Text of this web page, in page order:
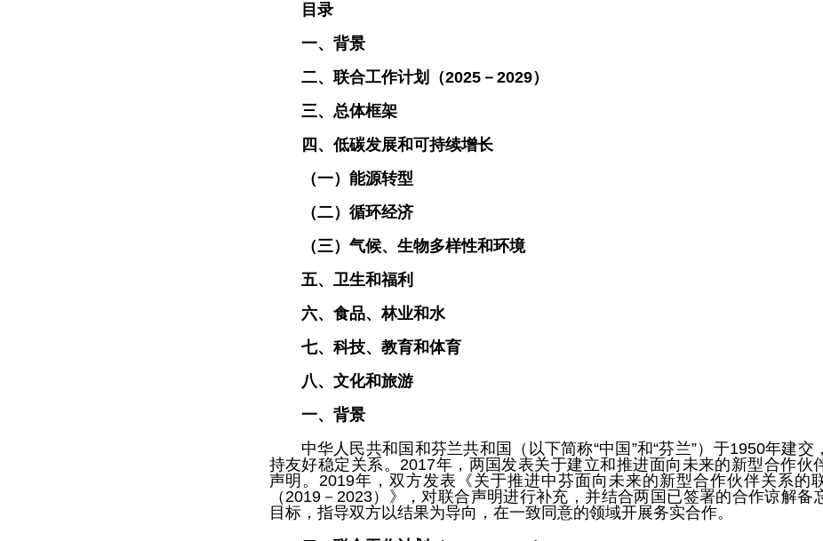
目录
一、背景
二、联合工作计划（2025－2029）
三、总体框架
四、低碳发展和可持续增长
（一）能源转型
（二）循环经济
（三）气候、生物多样性和环境
五、卫生和福利
六、食品、林业和水
七、科技、教育和体育
八、文化和旅游
一、背景
中华人民共和国和芬兰共和国（以下简称“中国”和“芬兰”）于1950年建交
持友好稳定关系。2017年，两国发表关于建立和推进面向未来的新型合作伙
声明。2019年，双方发表《关于推进中芬面向未来的新型合作伙伴关系的
（2019－2023）》，对联合声明进行补充，并结合两国已签署的合作谅解备
目标，指导双方以结果为导向，在一致同意的领域开展务实合作。